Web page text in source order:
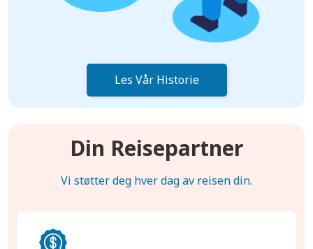
Les Vår Historie
Din Reisepartner
Vi støtter deg hver dag av reisen din.